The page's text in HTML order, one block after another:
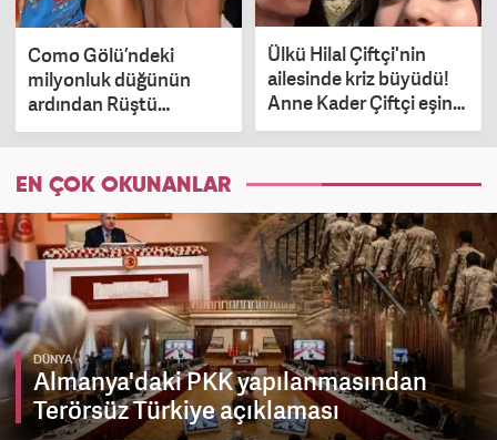
Como Gölü’ndeki
milyonluk düğünün
ardından Rüştü
Reçber'den Ata
Ülkü Hilal Çiftçi'nin
ailesinde kriz büyüdü!
Anne Kader Çiftçi eşine
boşanma davası açtı
EN ÇOK OKUNANLAR
DÜNYA
Almanya'daki PKK yapılanmasından
Terörsüz Türkiye açıklaması